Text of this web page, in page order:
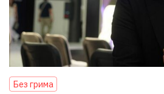
Без грима